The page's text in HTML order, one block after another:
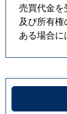
売買代金
及び所有
ある場合に